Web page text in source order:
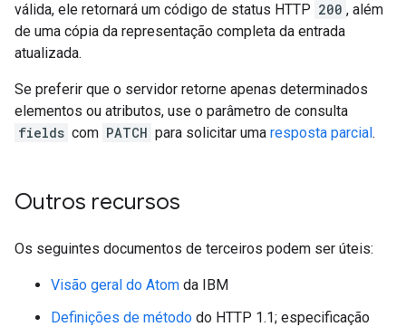
válida, ele retornará um código de status HTTP 200 , além
de uma cópia da representação completa da entrada
atualizada.
Se preferir que o servidor retorne apenas determinados
elementos ou atributos, use o parâmetro de consulta
fields com PATCH para solicitar uma resposta parcial.
Outros recursos
Os seguintes documentos de terceiros podem ser úteis:
Visão geral do Atom da IBM
Definições de método do HTTP 1.1; especificação